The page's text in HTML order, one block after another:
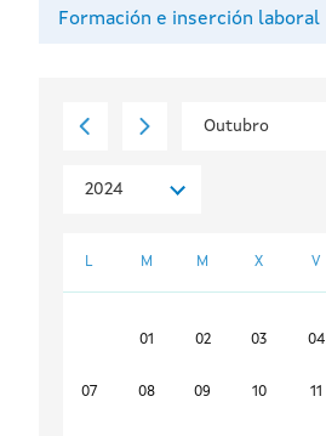
Formación e inserción laboral
L M M X V
01 02 03 04
07 08 09 10 11